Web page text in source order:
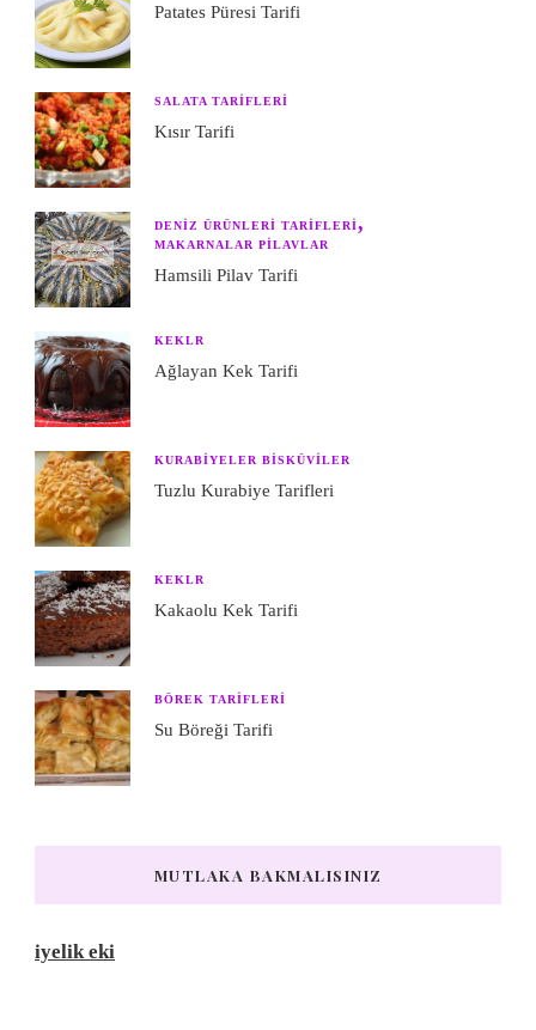
Patates Püresi Tarifi
SALATA TARIFLERI
Kısır Tarifi
DENIZ ÜRÜNLERI TARIFLERI
MAKARNALAR PILAVLAR
Hamsili Pilav Tarifi
KEKLR
Ağlayan Kek Tarifi
KURABIYELER BISKÜVILER
Tuzlu Kurabiye Tarifleri
KEKLR
Kakaolu Kek Tarifi
BÖREK TARIFLERI
Su Böreği Tarifi
MUTLAKA BAKMALISINIZ
iyelik eki